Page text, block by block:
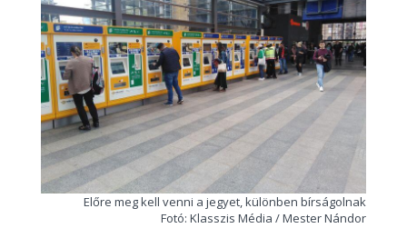
Előre meg kell venni a jegyet, különben bírságolnak
Fotó: Klasszis Média / Mester Nándor